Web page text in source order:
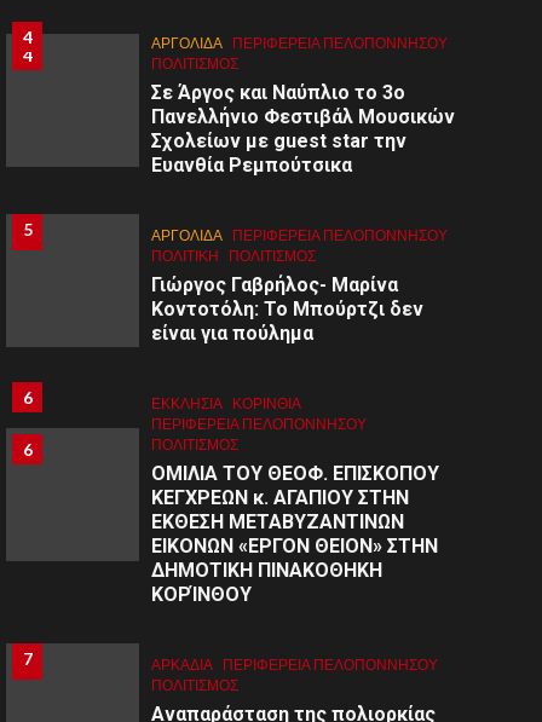
4
4 ΑΡΓΟΛΙΔΑ ΠΕΡΙΦΈΡΕΙΑ ΠΕΛΟΠΟΝΝΉΣΟΥ
ΠΟΛΙΤΙΣΜΌΣ
Σε Άργος και Ναύπλιο το 3ο
Πανελλήνιο Φεστιβάλ Μουσικών
Σχολείων με guest star την
Ευανθία Ρεμπούτσικα
5
5 ΑΡΓΟΛΙΔΑ ΠΕΡΙΦΈΡΕΙΑ ΠΕΛΟΠΟΝΝΉΣΟΥ
ΠΟΛΙΤΙΚΗ
ΠΟΛΙΤΙΣΜΌΣ
Γιώργος Γαβρήλος- Μαρίνα
Κοντοτόλη: Το Μπούρτζι δεν
είναι για πούλημα
6
6 ΕΚΚΛΗΣΙΑ ΚΟΡΙΝΘΊΑ
ΠΕΡΙΦΈΡΕΙΑ ΠΕΛΟΠΟΝΝΉΣΟΥ
ΠΟΛΙΤΙΣΜΌΣ
ΟΜΙΛΙΑ ΤΟΥ ΘΕΟΦ. ΕΠΙΣΚΟΠΟΥ
ΚΕΓΧΡΕΩΝ κ. ΑΓΑΠΙΟΥ ΣΤΗΝ
ΕΚΘΕΣΗ ΜΕΤΑΒΥΖΑΝΤΙΝΩΝ
ΕΙΚΟΝΩΝ «ΕΡΓΟΝ ΘΕΙΟΝ» ΣΤΗΝ
ΔΗΜΟΤΙΚΗ ΠΙΝΑΚΟΘΗΚΗ
ΚΟΡΊΝΘΟΥ
7
7 ΑΡΚΑΔΊΑ ΠΕΡΙΦΈΡΕΙΑ ΠΕΛΟΠΟΝΝΉΣΟΥ
ΠΟΛΙΤΙΣΜΌΣ
Αναπαράσταση της πολιορκίας